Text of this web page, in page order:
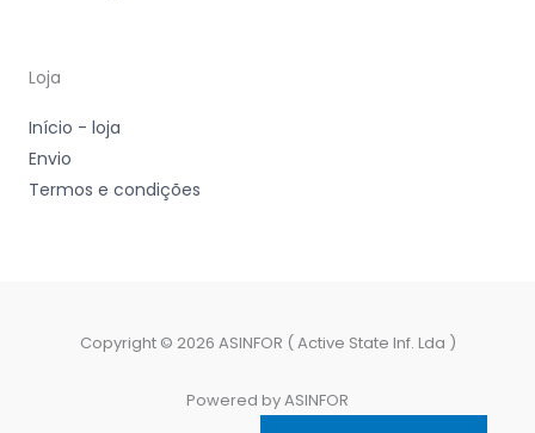
Loja
Início - loja
Envio
Termos e condições
Copyright © 2026 ASINFOR ( Active State Inf. Lda )
Powered by ASINFOR